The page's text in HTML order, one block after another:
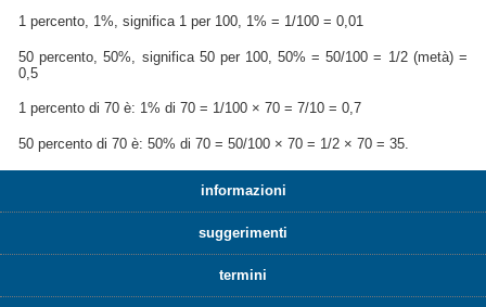
1 percento, 1%, significa 1 per 100, 1% = 1/100 = 0,01
50 percento, 50%, significa 50 per 100, 50% = 50/100 = 1/2 (metà) =
0,5
1 percento di 70 è: 1% di 70 = 1/100 × 70 = 7/10 = 0,7
50 percento di 70 è: 50% di 70 = 50/100 × 70 = 1/2 × 70 = 35.
informazioni
suggerimenti
termini